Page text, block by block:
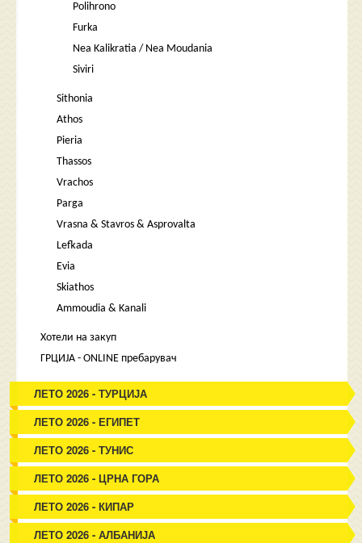
Polihrono
Furka
Nea Kalikratia / Nea Moudania
Siviri
Sithonia
Athos
Pieria
Thassos
Vrachos
Parga
Vrasna & Stavros & Asprovalta
Lefkada
Evia
Skiathos
Ammoudia & Kanali
Хотели на закуп
ГРЦИЈА - ONLINE пребарувач
ЛЕТО 2026 - ТУРЦИЈА
ЛЕТО 2026 - ЕГИПЕТ
ЛЕТО 2026 - ТУНИС
ЛЕТО 2026 - ЦРНА ГОРА
ЛЕТО 2026 - КИПАР
ЛЕТО 2026 - АЛБАНИЈА